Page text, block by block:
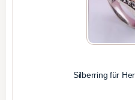
Silberring für